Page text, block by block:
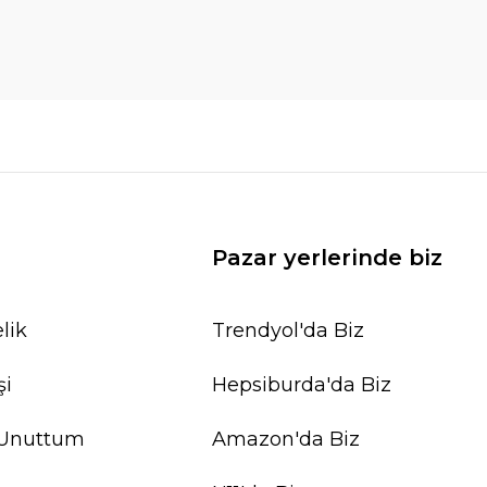
Pazar yerlerinde biz
Trendyol'da Biz
Hepsiburda'da Biz
Amazon'da Biz